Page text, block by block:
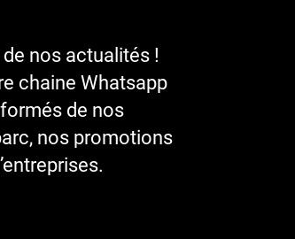
nos actualités !
chaine Whatsapp
de nos
nos promotions